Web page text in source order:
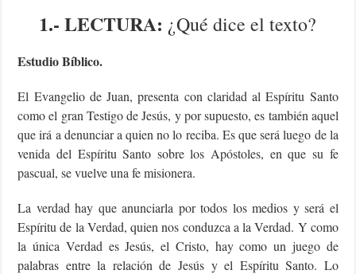
1.- LECTURA: ¿Qué dice el texto?
Estudio Bíblico.
El Evangelio de Juan, presenta con claridad al Espíritu Santo
como el gran Testigo de Jesús, y por supuesto, es también aquel
que irá a denunciar a quien no lo reciba. Es que será luego de la
venida del Espíritu Santo sobre los Apóstoles, en que su fe
pascual, se vuelve una fe misionera.
La verdad hay que anunciarla por todos los medios y será el
Espíritu de la Verdad, quien nos conduzca a la Verdad. Y como
la única Verdad es Jesús, el Cristo, hay como un juego de
palabras entre la relación de Jesús y el Espíritu Santo. Lo